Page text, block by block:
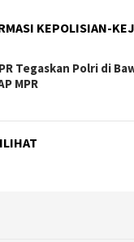
KEPOLISIAN-
Tegaskan Polri di
MPR